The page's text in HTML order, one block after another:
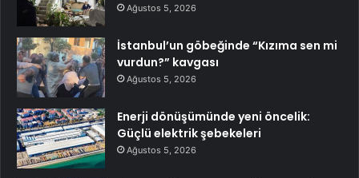
Ağustos 5, 2026
İstanbul’un göbeğinde “Kızıma sen mi
vurdun?” kavgası
Ağustos 5, 2026
Enerji dönüşümünde yeni öncelik:
Güçlü elektrik şebekeleri
Ağustos 5, 2026